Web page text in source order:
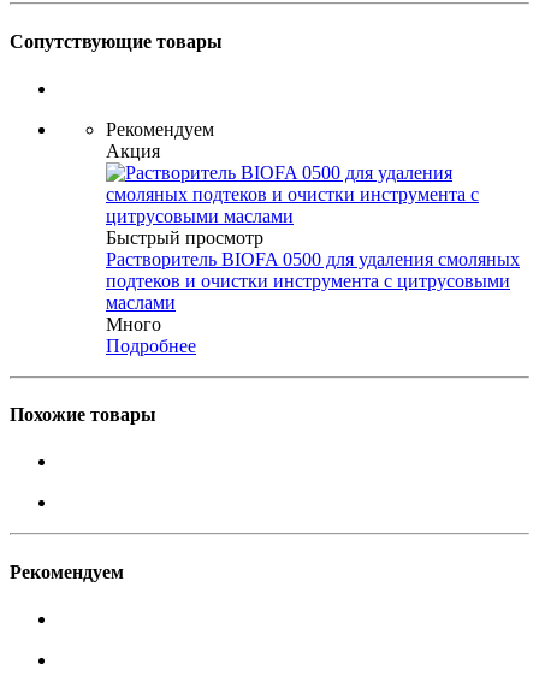
Сопутствующие товары
Рекомендуем
Акция
Быстрый просмотр
Растворитель BIOFA 0500 для удаления смоляных
подтеков и очистки инструмента с цитрусовыми
маслами
Много
Подробнее
Похожие товары
Рекомендуем